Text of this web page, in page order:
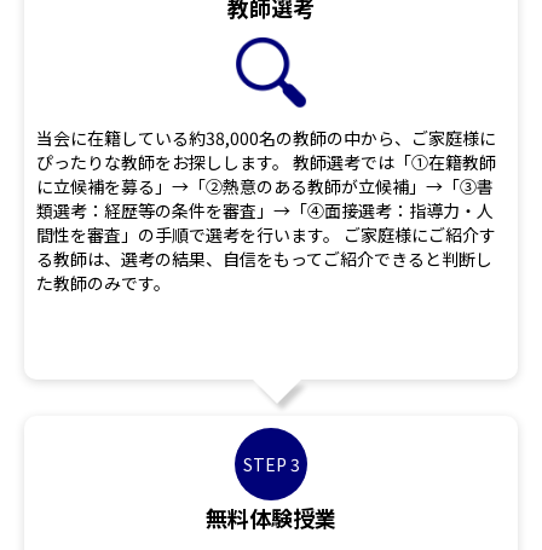
教師選考
当会に在籍している約38,000名の教師の中から、ご家庭様に
ぴったりな教師をお探しします。 教師選考では「①在籍教師
に立候補を募る」→「②熱意のある教師が立候補」→「③書
類選考：経歴等の条件を審査」→「④面接選考：指導力・人
間性を審査」の手順で選考を行います。 ご家庭様にご紹介す
る教師は、選考の結果、自信をもってご紹介できると判断し
た教師のみです。
STEP 3
無料体験授業